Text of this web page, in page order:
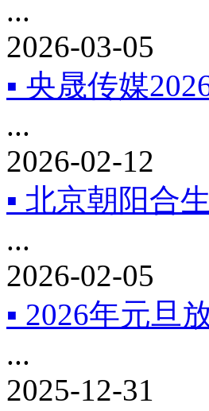
...
2026-03-05
▪ 央晟传媒
...
2026-02-12
▪ 北京朝阳合
...
2026-02-05
▪ 2026年元旦
...
2025-12-31